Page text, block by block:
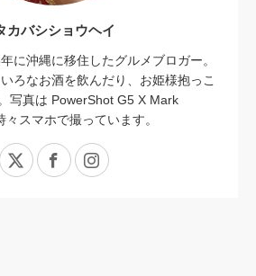
カバシショウヘイ
に沖縄に移住したグルメブロガー。
ろなお酒を飲んだり、お姫様抱っこ
写真は PowerShot G5 X Mark
スマホで撮っています。
X FacebookInstagram